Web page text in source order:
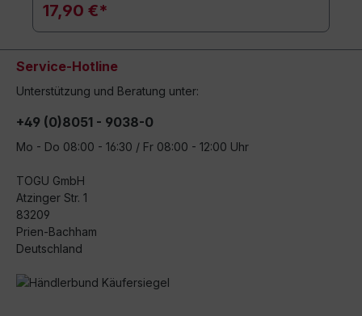
17,90 €*
Service-Hotline
Unterstützung und Beratung unter:
+49 (0)8051 - 9038-0
Mo - Do 08:00 - 16:30 / Fr 08:00 - 12:00 Uhr
TOGU GmbH
Atzinger Str. 1
83209
Prien-Bachham
Deutschland